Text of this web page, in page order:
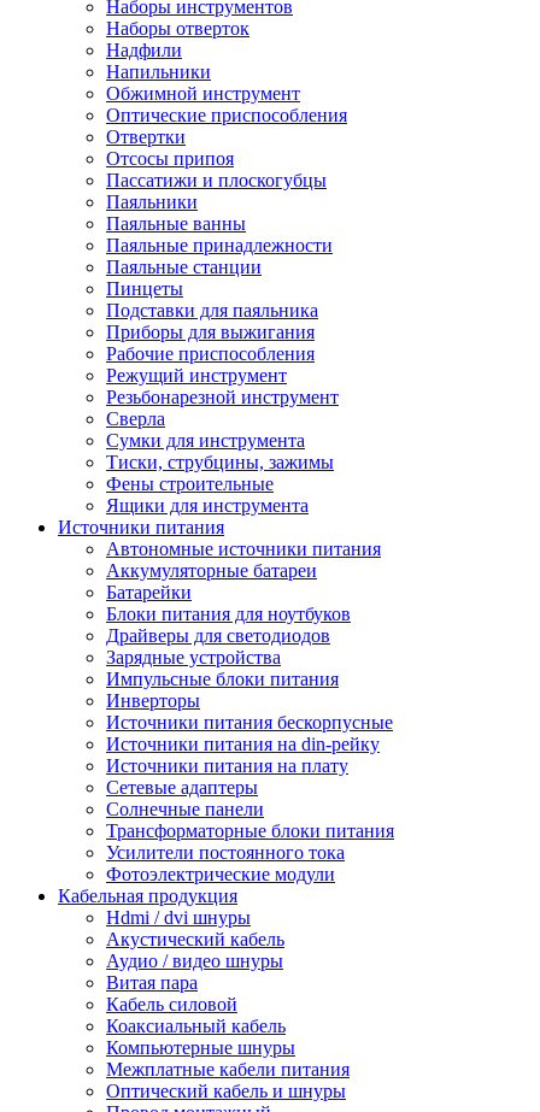
Наборы инструментов
Наборы отверток
Надфили
Напильники
Обжимной инструмент
Оптические приспособления
Отвертки
Отсосы припоя
Пассатижи и плоскогубцы
Паяльники
Паяльные ванны
Паяльные принадлежности
Паяльные станции
Пинцеты
Подставки для паяльника
Приборы для выжигания
Рабочие приспособления
Режущий инструмент
Резьбонарезной инструмент
Сверла
Сумки для инструмента
Тиски, струбцины, зажимы
Фены строительные
Ящики для инструмента
Источники питания
Автономные источники питания
Аккумуляторные батареи
Батарейки
Блоки питания для ноутбуков
Драйверы для светодиодов
Зарядные устройства
Импульсные блоки питания
Инверторы
Источники питания бескорпусные
Источники питания на din-рейку
Источники питания на плату
Сетевые адаптеры
Солнечные панели
Трансформаторные блоки питания
Усилители постоянного тока
Фотоэлектрические модули
Кабельная продукция
Hdmi / dvi шнуры
Акустический кабель
Аудио / видео шнуры
Витая пара
Кабель силовой
Коаксиальный кабель
Компьютерные шнуры
Межплатные кабели питания
Оптический кабель и шнуры